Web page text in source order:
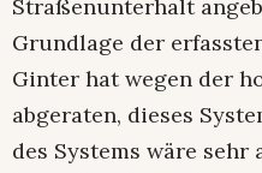
Straßenunterhalt
Grundlage der
Ginter hat wegen der
abgeraten, dieses
des Systems wäre sehr